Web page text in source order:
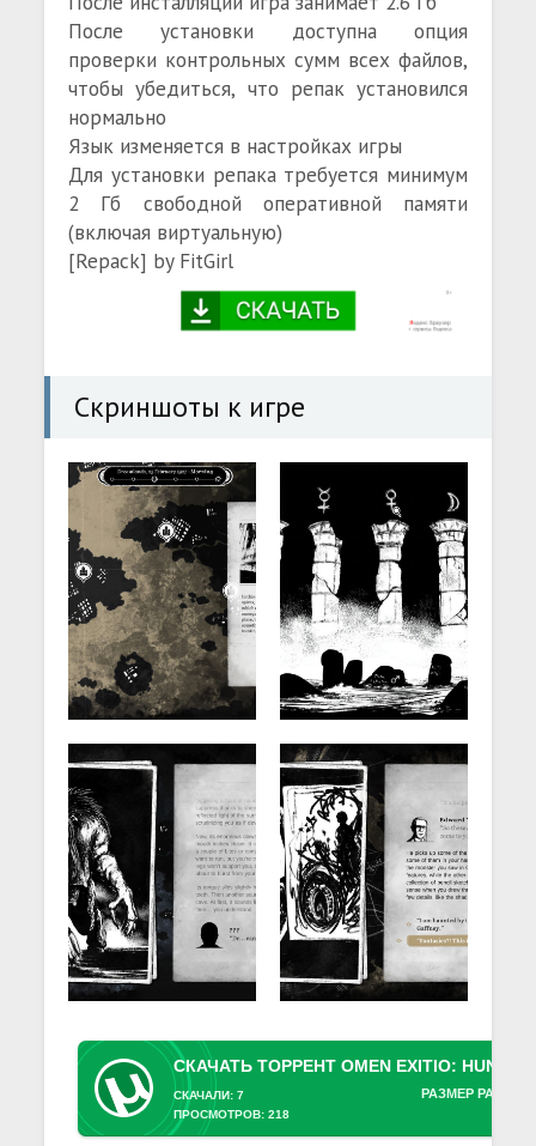
После установки доступна опция
проверки контрольных сумм всех файлов,
чтобы убедиться, что репак установился
нормально
Язык изменяется в настройках игры
Для установки репака требуется минимум
2 Гб свободной оперативной памяти
(включая виртуальную)
[Repack] by FitGirl
Скриншоты к игре
РАЗМЕР
СКАЧАЛИ: 7
ПРОСМОТРОВ: 218